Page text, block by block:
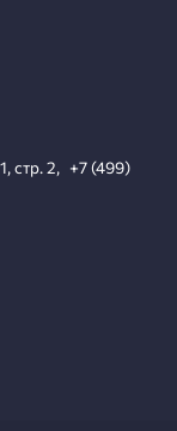
стр. 2, +7 (499)